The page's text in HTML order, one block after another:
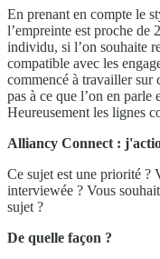
En prenant en compte le
l’empreinte est proche de
individu, si l’on souhaite
compatible avec les
commencé à travailler sur
pas à ce que l’on en parle
Heureusement les lignes
Alliancy Connect :
Ce sujet est une priorité ?
interviewée ? Vous
sujet ?
De quelle façon ?